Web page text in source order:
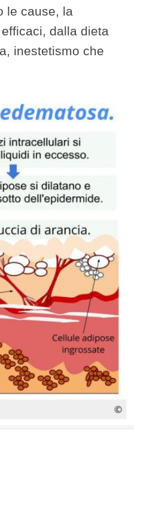
le cause, la
dalla dieta
inestetismo che